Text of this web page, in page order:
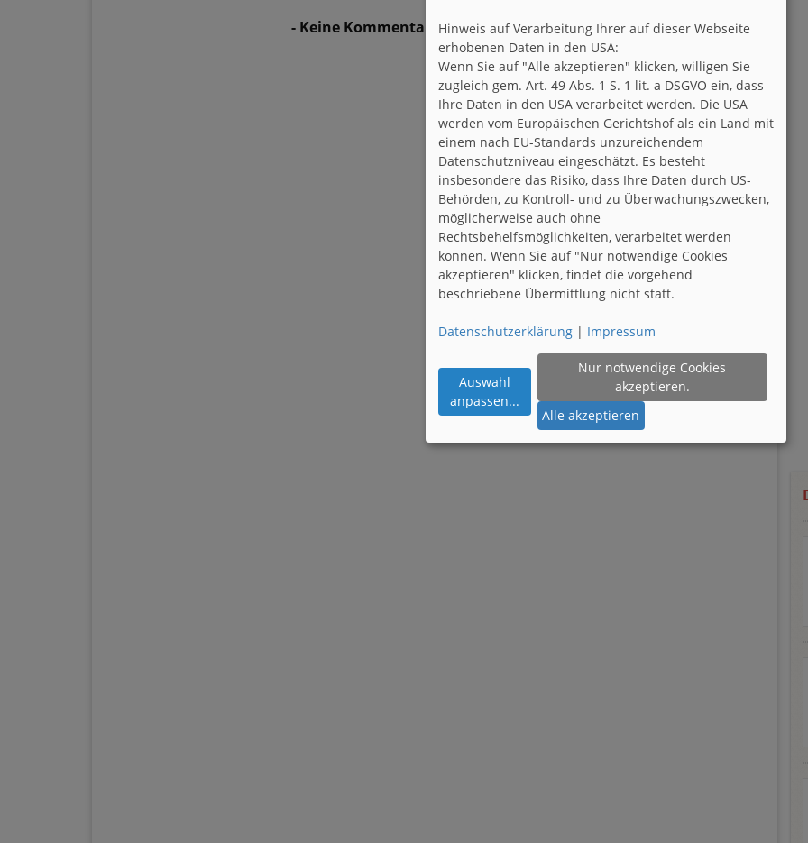
- Keine Kommentare zu diesem Eintrag -Hinweis auf Verarbeitung Ihrer auf dieser Webseite
erhobenen Daten in den USA:
Wenn Sie auf "Alle akzeptieren" klicken, willigen Sie
zugleich gem. Art. 49 Abs. 1 S. 1 lit. a DSGVO ein, dass
Ihre Daten in den USA verarbeitet werden. Die USA
werden vom Europäischen Gerichtshof als ein Land mit
einem nach EU-Standards unzureichendem
Datenschutzniveau eingeschätzt. Es besteht
insbesondere das Risiko, dass Ihre Daten durch US-
Behörden, zu Kontroll- und zu Überwachungszwecken,
möglicherweise auch ohne
Rechtsbehelfsmöglichkeiten, verarbeitet werden
können. Wenn Sie auf "Nur notwendige Cookies
akzeptieren" klicken, findet die vorgehend
beschriebene Übermittlung nicht statt.
Datenschutzerklärung | Impressum
Auswahl
anpassen...
Nur notwendige Cookies
akzeptieren.
Alle akzeptieren